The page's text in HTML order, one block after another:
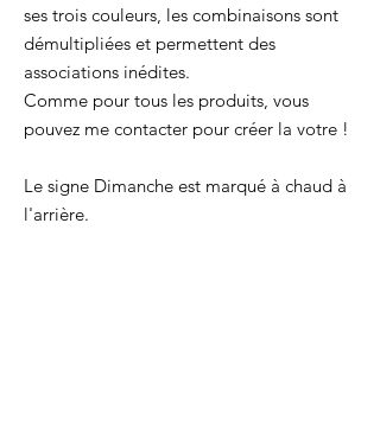
ses trois couleurs, les combinaisons sont
démultipliées et permettent des
associations inédites.
Comme pour tous les produits, vous
pouvez me contacter pour créer la votre !
Le signe Dimanche est marqué à chaud à
l'arrière.